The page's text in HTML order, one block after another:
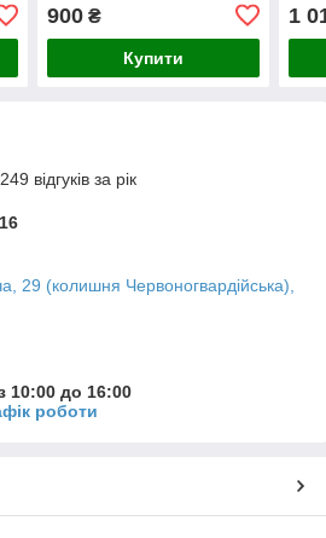
900₴
Купити
1
відгуків за рік
29 (колишня Червоногвардійська),
10:00 до 16:00
роботи